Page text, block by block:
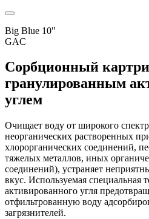
Big Blue 10"
GAC
Сорбционный
гранулированным
углем
Очищает воду от широкого
неорганических растворенных
хлорорганических соединений,
тяжелых металлов, иных
соединений), устраняет
вкус. Используемая специальная
активированного угля
отфильтрованную воду
загрязнителей.